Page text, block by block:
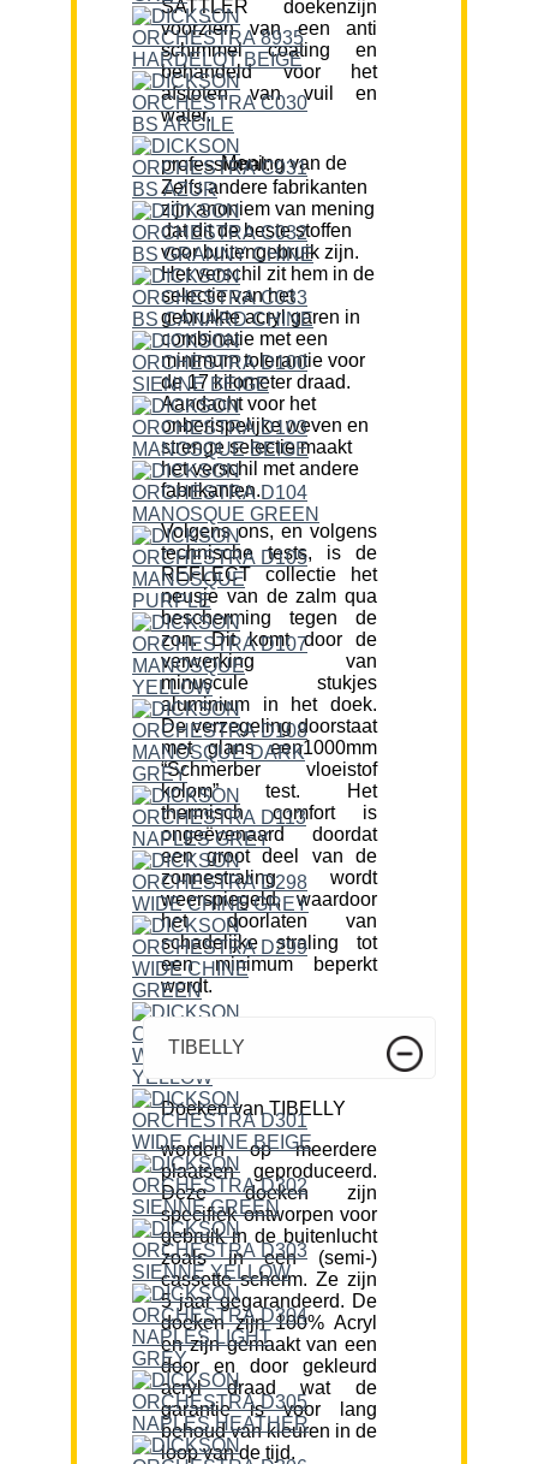
SATTLER doekenzijn
voorzien van een anti
schimmel coating en
behandeld voor het
afstoten van vuil en
water.
Mening van de professional:
Zelfs andere fabrikanten
zijn anoniem van mening
dat dit de beste stoffen
voor buitengebruik zijn.
Het verschil zit hem in de
selectie van het
gebruikte acryl garen in
combinatie met een
minimum tolerantie voor
de 17 kilometer draad.
Aandacht voor het
onberispelijke weven en
strenge selectie maakt
het verschil met andere
fabrikanten.
Volgens ons, en volgens
technische tests, is de
REFLECT collectie het
neusje van de zalm qua
bescherming tegen de
zon. Dit komt door de
verwerking van
minuscule stukjes
aluminium in het doek.
De verzegeling doorstaat
met glans een1000mm
“Schmerber vloeistof
kolom” test. Het
thermisch comfort is
ongeëvenaard doordat
een groot deel van de
zonnestraling wordt
weerspiegeld, waardoor
het doorlaten van
schadelijke straling tot
een minimum beperkt
wordt.
TIBELLY
Doeken van TIBELLY
worden op meerdere
plaatsen geproduceerd.
Deze doeken zijn
specifiek ontworpen voor
gebruik in de buitenlucht
zoals in een (semi-)
cassette scherm. Ze zijn
5 jaar gegarandeerd. De
doeken zijn 100% Acryl
en zijn gemaakt van een
door en door gekleurd
acryl draad wat de
garantie is voor lang
behoud van kleuren in de
loop van de tijd.